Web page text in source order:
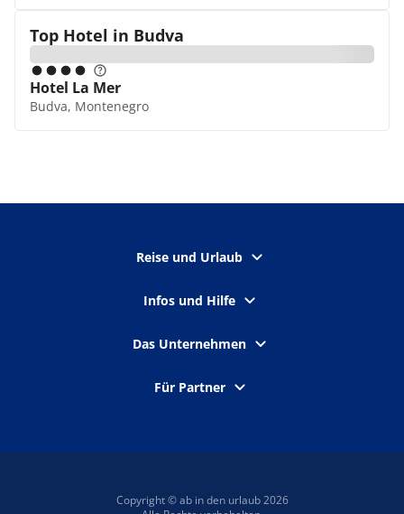
Top Hotel in Budva
Hotel La Mer
Budva, Montenegro
Reise und Urlaub
Infos und Hilfe
Das Unternehmen
Für Partner
Copyright © ab in den urlaub 2026